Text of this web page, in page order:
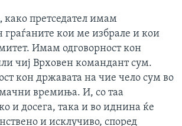
како претседател имам
граѓаните кои ме избрале и кои
Имам одговорност кон
чиј Врховен командант сум.
кон државата на чие чело сум во
времиња. И, со таа
и досега, така и во иднина ќе
и исклучиво, според